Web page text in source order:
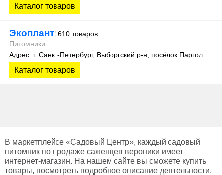
Каталог товаров
Экоплант1610 товаров
Питомники
Каталог товаров
В маркетплейсе «Садовый Центр», каждый садовый
питомник по продаже саженцев вероники имеет
интернет-магазин. На нашем сайте вы сможете купить
товары, посмотреть подробное описание деятельности,